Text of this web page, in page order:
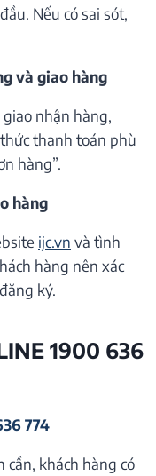
Nếu có sai sót,
và giao hàng
nhận hàng,
thanh toán phù
hàng”.
hàng
ijc.vn và tình
hàng nên xác
ký.
1900 636
774
cần, khách hàng có